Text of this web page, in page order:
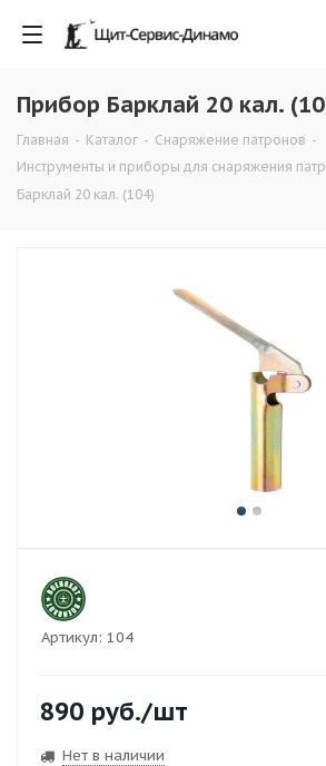
Прибор Барклай 20 кал.
Главная - Каталог - Снаряжение патронов -
Инструменты и приборы для снаряжения
Барклай 20 кал. (104)
Артикул: 104
890 руб./шт
Нет в наличии